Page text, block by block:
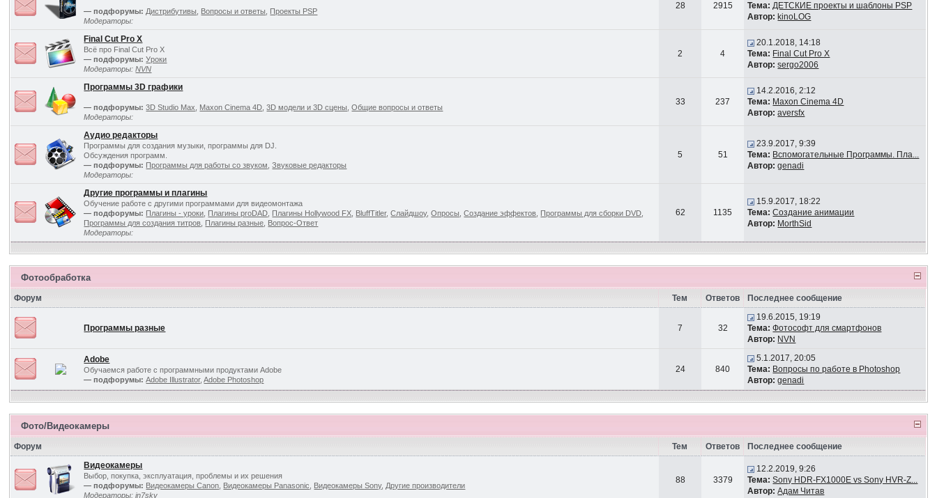
— подфорумы: Дистрибутивы Вопросы и ответы
Проекты PSP
Модераторы:
28 2915
Тема: ДЕТСКИЕ проекты и шаблоны PSP
Автор: kinoLOG
Final Cut Pro X
Всё про Final Cut Pro X
— подфорумы: Уроки
Модераторы:NVN
2 4
20.1.2018, 14:18
Тема: Final Cut Pro X
Автор: sergo2006
Программы 3D графики
— подфорумы: 3D Studio Max Maxon Cinema 4D ,3D модели и 3D сцены ,Общие вопросы и ответы
Модераторы:
33 237
14.2.2016, 2:12
Тема: Maxon Cinema 4D
Автор: aversfx
Аудио редакторы
Программы для создания музыки, программы для DJ.
Обсуждения программ.
— подфорумы: Программы для работы со звуком ,Звуковые редакторы
Модераторы:
5 51
23.9.2017, 9:39
Тема: Вспомогательные Программы. Пла...
Автор: genadi
Другие программы и плагины
Обучение работе с другими программами для видеомонтажа
— подфорумы: Плагины - уроки Плагины proDAD Плагины Hollywood FX BluffTitler,Слайдшоу,Опросы ,Создание эффектов Программы для сборки DVD
Программы для создания титров Плагины разные Вопрос-Ответ
Модераторы:
62 1135
15.9.2017, 18:22
Тема: Создание анимации
Автор: MorthSid
Фотообработка
Форум Тем Ответов Последнее сообщение
Программы разные 7 32
19.6.2015, 19:19
Тема: Фотософт для смартфонов
Автор: NVN
Adobe
Обучаемся работе с программными продуктами Adobe
— подфорумы: Adobe Illustrator,Adobe Photoshop
24 840
5.1.2017, 20:05
Тема: Вопросы по работе в Photoshop
Автор: genadi
Фото/Видеокамеры
Форум Тем Ответов
Последнее сообщение
Видеокамеры
Выбор, покупка, эксплуатация, проблемы и их решения
— подфорумы: Видеокамеры Canon Видеокамеры Panasonic Видеокамеры Sony, Другие производители
Модераторы:in7sky
88 3379
12.2.2019, 9:26
Тема: Sony HDR-FX1000E vs Sony HVR-Z...
Автор: Адам Читав